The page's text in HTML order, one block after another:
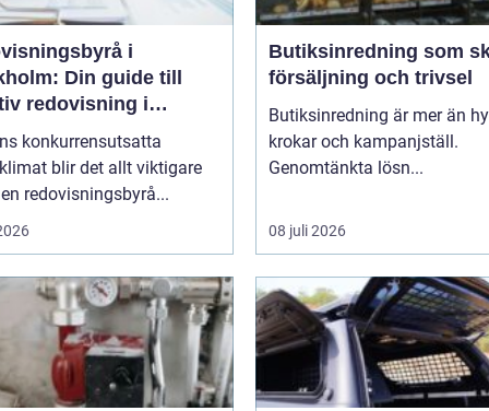
i
Din guide till
redovisning i
konkurrensutsatta
blir det allt viktigare
redovisningsbyrå...
Butiksinredning som
försäljning och trivsel
Butiksinredning är mer än
krokar och kampanjställ.
Genomtänkta lösn...
08 juli 2026